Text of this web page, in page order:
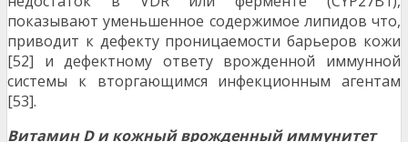
показывают уменьшенное содержимое липидов что,
приводит к дефекту проницаемости барьеров кожи
[52] и дефектному ответу врожденной иммунной
системы к вторгающимся инфекционным агентам
[53].
Витамин D и кожный врожденный иммунитет